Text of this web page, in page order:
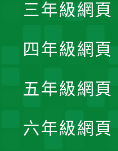
三年級網頁
四年級網頁
五年級網頁
六年級網頁